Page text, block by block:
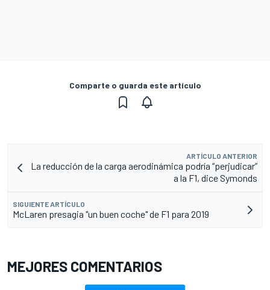
Comparte o guarda este artículo
ARTÍCULO ANTERIOR
La reducción de la carga aerodinámica podría “perjudicar”
a la F1, dice Symonds
SIGUIENTE ARTÍCULO
McLaren presagia "un buen coche" de F1 para 2019
MEJORES COMENTARIOS